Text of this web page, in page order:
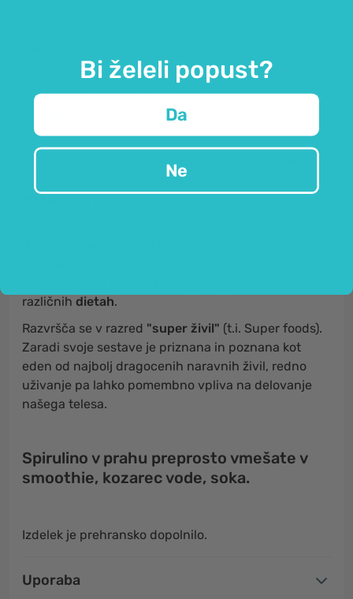
BIO Alge Spirulina – edinstven vir
Arthrospira Platensis)
katere se najprej
zmelje v fin prah.
različnih dietah.
Razvršča se v razred "super živil" (t.i. Super foods).
Zaradi svoje sestave je priznana in poznana kot
eden od najbolj dragocenih naravnih živil, redno
uživanje pa lahko pomembno vpliva na delovanje
našega telesa.
Spirulino v prahu preprosto vmešate v
smoothie, kozarec vode, soka.
Izdelek je prehransko dopolnilo.
Uporaba
Bi želeli popust?
Da
Ne